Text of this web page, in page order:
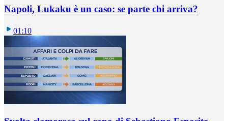
Napoli, Lukaku è un caso: se parte chi arriva?
01:10